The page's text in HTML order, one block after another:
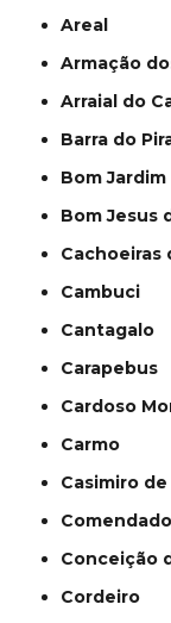
Areal
Armação
Arraial do
Barra do
Bom Jardim
Bom
Cambuci
Cantagalo
Carapebus
Cardoso
Carmo
Casimiro
Conceição
Cordeiro